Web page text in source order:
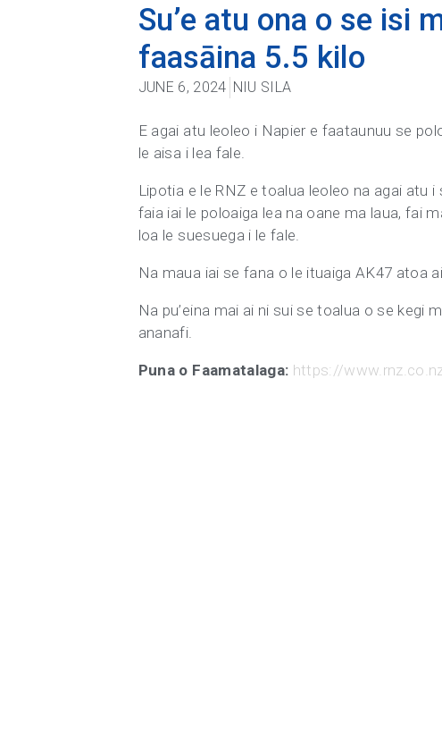
Su’e atu ona o se isi
faasāina 5.5 kilo
JUNE 6, 2024 NIU SILA
E agai atu leoleo i Napier e faataunuu se
le aisa i lea fale.
Lipotia e le RNZ e toalua leoleo na agai atu
faia iai le poloaiga lea na oane ma laua, fai
loa le suesuega i le fale.
Na maua iai se fana o le ituaiga AK47 atoa
Na pu’eina mai ai ni sui se toalua o se
ananafi.
Puna o Faamatalaga: https://